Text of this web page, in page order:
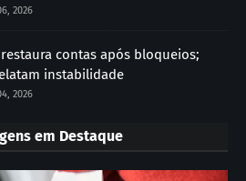
2026
contas após bloqueios;
instabilidade
2026
em Destaque